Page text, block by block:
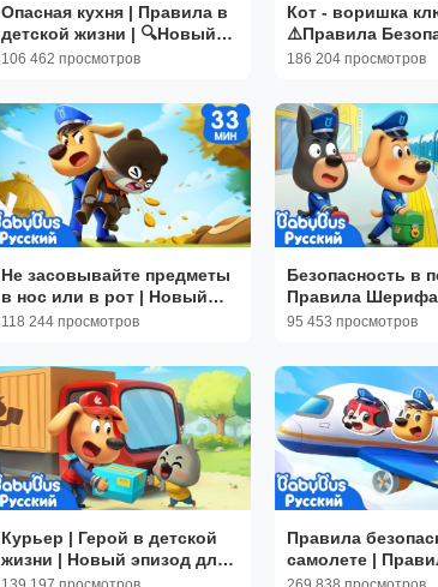
Опасная кухня | Правила в
детской жизни | 🔍Новый
эпизод мультиков Шерифа
106 462 просмотров
Кот - воришка
⚠️Правила
для детей｜
186 204 просмотров
Не засовывайте предметы
в нос или в рот | Новый
сборник мультиков | Серия
118 244 просмотров
Безопасность в
Правила Шерифа
Лабрадора | Новый
95 453 просмотров
Курьер | Герой в детской
жизни | Новый эпизод для
детей | 🔍Новый мультик
Правила
самолете |
Безопасности |